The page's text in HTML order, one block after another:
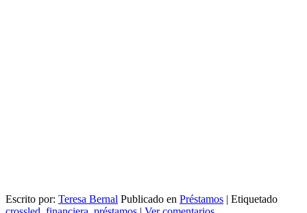
Escrito por: Teresa Bernal Publicado en Préstamos | Etiquetado